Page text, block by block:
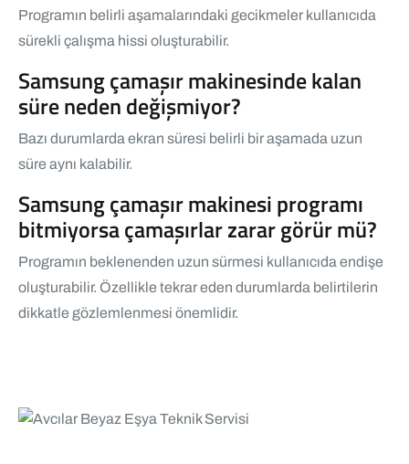
Programın belirli aşamalarındaki gecikmeler kullanıcıda
sürekli çalışma hissi oluşturabilir.
Samsung çamaşır makinesinde kalan
süre neden değişmiyor?
Bazı durumlarda ekran süresi belirli bir aşamada uzun
süre aynı kalabilir.
Samsung çamaşır makinesi programı
bitmiyorsa çamaşırlar zarar görür mü?
Programın beklenenden uzun sürmesi kullanıcıda endişe
oluşturabilir. Özellikle tekrar eden durumlarda belirtilerin
dikkatle gözlemlenmesi önemlidir.